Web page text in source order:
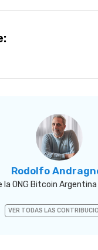
Rodolfo
la ONG Bitcoin Argentina
VER TODAS LAS